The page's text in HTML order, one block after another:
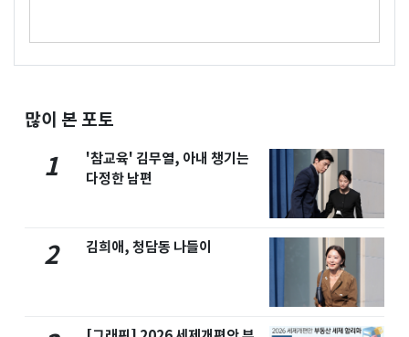
많이 본 포토
1
'참교육' 김무열, 아내 챙기는
다정한 남편
2 김희애, 청담동 나들이